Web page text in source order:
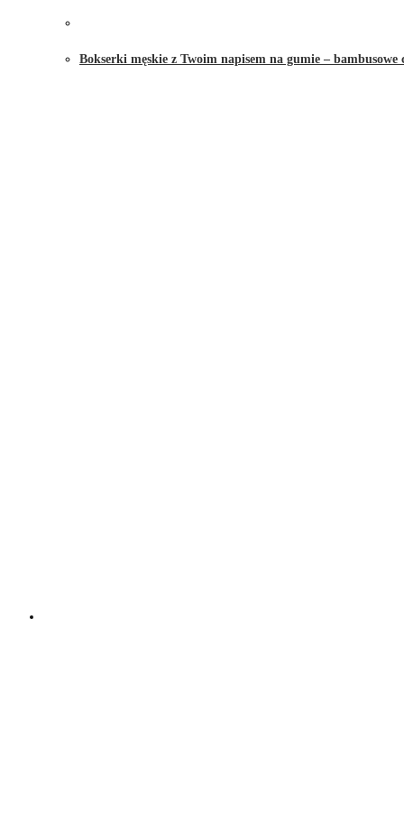
Bokserki męskie z Twoim napisem na gumie – bambusowe